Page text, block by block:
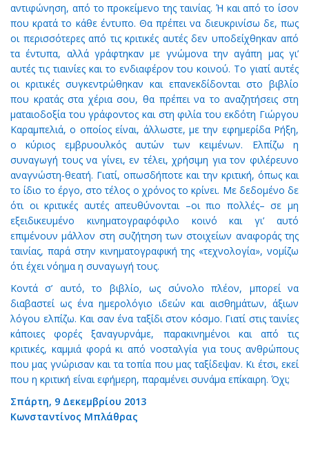
αντιφώνηση, από το προκείμενο της ταινίας. Ή και από το ίσον
που κρατά το κάθε έντυπο. Θα πρέπει να διευκρινίσω δε, πως
οι περισσότερες από τις κριτικές αυτές δεν υποδείχθηκαν από
τα έντυπα, αλλά γράφτηκαν με γνώμονα την αγάπη μας γι’
αυτές τις τιαινίες και το ενδιαφέρον του κοινού. Το γιατί αυτές
οι κριτικές συγκεντρώθηκαν και επανεκδίδονται στο βιβλίο
που κρατάς στα χέρια σου, θα πρέπει να το αναζητήσεις στη
ματαιοδοξία του γράφοντος και στη φιλία του εκδότη Γιώργου
Καραμπελιά, ο οποίος είναι, άλλωστε, με την εφημερίδα Ρήξη,
ο κύριος εμβρυουλκός αυτών των κειμένων. Ελπίζω η
συναγωγή τους να γίνει, εν τέλει, χρήσιμη για τον φιλέρευνο
αναγνώστη-θεατή. Γιατί, οπωσδήποτε και την κριτική, όπως και
το ίδιο το έργο, στο τέλος ο χρόνος το κρίνει. Με δεδομένο δε
ότι οι κριτικές αυτές απευθύνονται –οι πιο πολλές– σε μη
εξειδικευμένο κινηματογραφόφιλο κοινό και γι’ αυτό
επιμένουν μάλλον στη συζήτηση των στοιχείων αναφοράς της
ταινίας, παρά στην κινηματογραφική της «τεχνολογία», νομίζω
ότι έχει νόημα η συναγωγή τους.
Κοντά σ’ αυτό, το βιβλίο, ως σύνολο πλέον, μπορεί να
διαβαστεί ως ένα ημερολόγιο ιδεών και αισθημάτων, άξιων
λόγου ελπίζω. Και σαν ένα ταξίδι στον κόσμο. Γιατί στις ταινίες
κάποιες φορές ξαναγυρνάμε, παρακινημένοι και από τις
κριτικές, καμμιά φορά κι από νοσταλγία για τους ανθρώπους
που μας γνώρισαν και τα τοπία που μας ταξίδεψαν. Κι έτσι, εκεί
που η κριτική είναι εφήμερη, παραμένει συνάμα επίκαιρη. Όχι;
Σπάρτη, 9 Δεκεμβρίου 2013
Kωνσταντίνος Mπλάθρας